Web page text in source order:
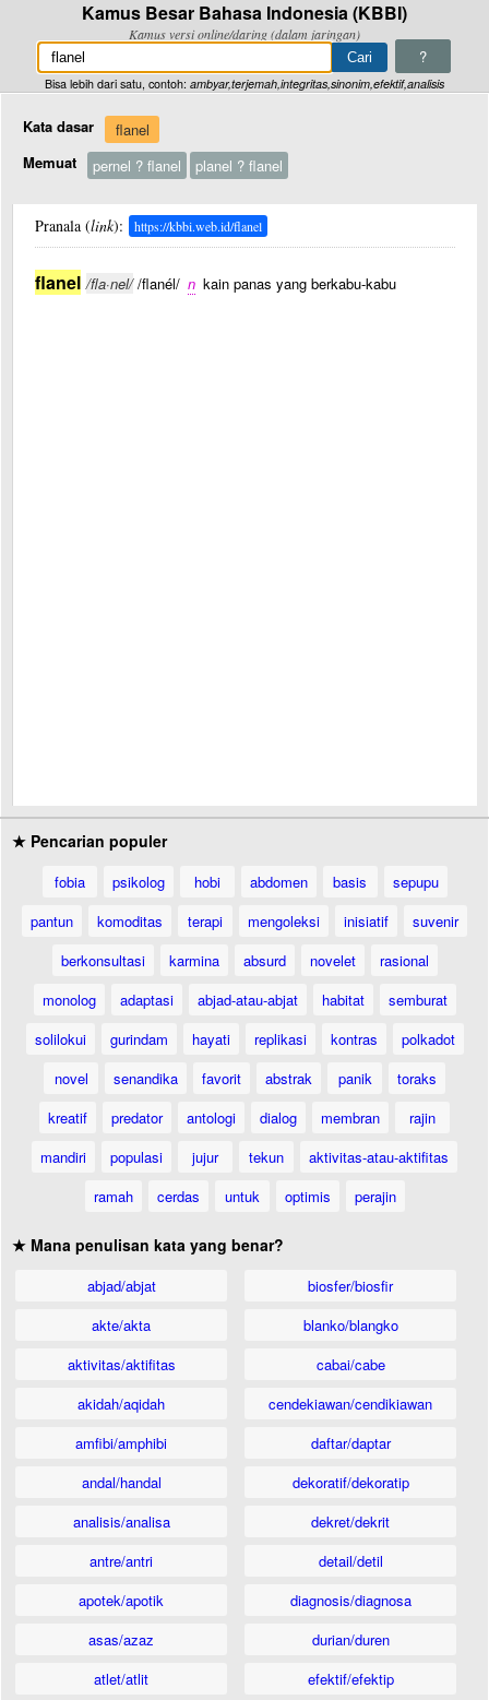
Kamus Besar Bahasa Indonesia (KBBI)
Kamus versi online/daring (dalam jaringan)
?
Bisa lebih dari satu, contoh: ambyar,terjemah,integritas,sinonim,efektif,analisis
Kata dasar
flanel
Memuat
pernel ? flanel planel ? flanel
Pranala (link): https://kbbi.web.id/flanel
flanel /fla·nel//flanél/ n kain panas yang berkabu-kabu
★ Pencarian populer
fobia psikolog hobi abdomen basis
sepupu
pantun
komoditas terapi mengoleksi inisiatif
suvenir
berkonsultasi
karmina absurd novelet
rasional
monolog
adaptasi abjad-atau-abjat habitat
semburat
solilokui
gurindam hayati replikasi kontras
polkadot
novel
senandika favorit abstrak panik
toraks
kreatif
predator antologi dialog membran
rajin
mandiri
populasi jujur tekun
aktivitas-atau-aktifitas
ramah
cerdas untuk optimis perajin
★ Mana penulisan kata yang benar?
abjad/abjat
akte/akta
aktivitas/aktifitas
akidah/aqidah
amfibi/amphibi
andal/handal
analisis/analisa
antre/antri
apotek/apotik
asas/azaz
atlet/atlit
biosfer/biosfir
blanko/blangko
cabai/cabe
cendekiawan/cendikiawan
daftar/daptar
dekoratif/dekoratip
dekret/dekrit
detail/detil
diagnosis/diagnosa
durian/duren
efektif/efektip